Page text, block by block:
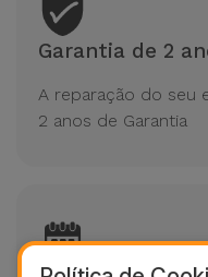
Garantia de 2
A reparação do seu
2 anos de Garantia